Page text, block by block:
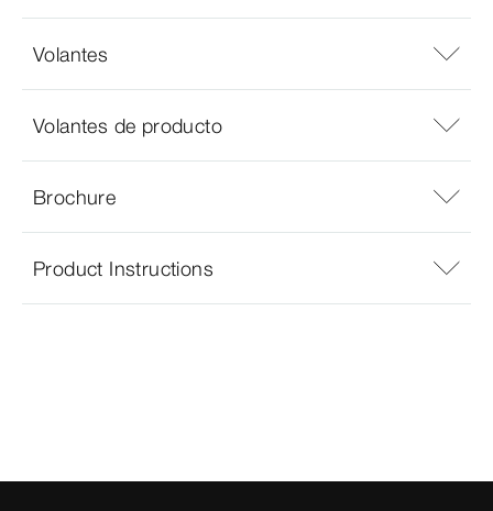
Volantes
Volantes de producto
Brochure
Product Instructions